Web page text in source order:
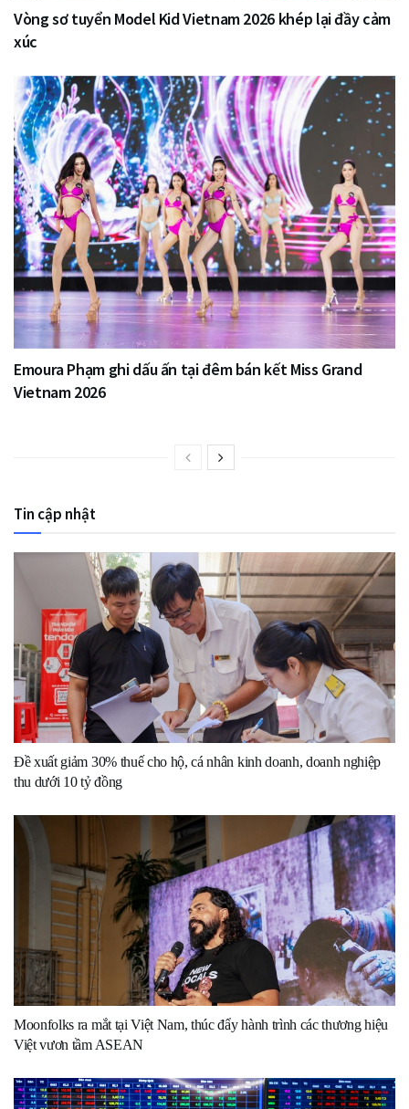
Vòng sơ tuyển Model Kid Vietnam 2026 khép lại đầy cảm
xúc
Emoura Phạm ghi dấu ấn tại đêm bán kết Miss Grand
Vietnam 2026
Tin cập nhật
Đề xuất giảm 30% thuế cho hộ, cá nhân kinh doanh, doanh nghiệp
thu dưới 10 tỷ đồng
Moonfolks ra mắt tại Việt Nam, thúc đẩy hành trình các thương hiệu
Việt vươn tầm ASEAN